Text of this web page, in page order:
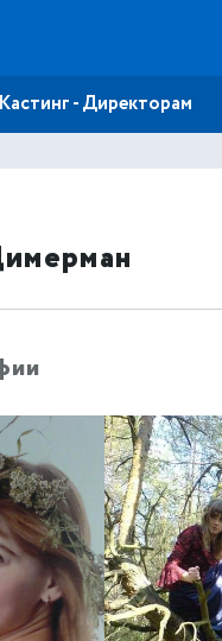
Кастинг - Директорам